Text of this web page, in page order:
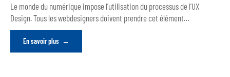
Le monde du numérique impose l’utilisation du processus de l’UX
Design. Tous les webdesigners doivent prendre cet élément…
En savoir plus